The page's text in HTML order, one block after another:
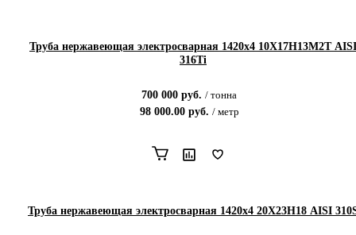
Труба нержавеющая электросварная 1420х4 10Х17Н13М2Т AISI
316Ti
700 000 руб. / тонна
98 000.00руб. / метр
Труба нержавеющая электросварная 1420х4 20Х23Н18 AISI